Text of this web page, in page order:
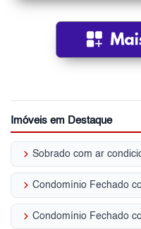
Imóveis em Destaque
keyboard_arrow_right
keyboard_arrow_right
keyboard_arrow_right